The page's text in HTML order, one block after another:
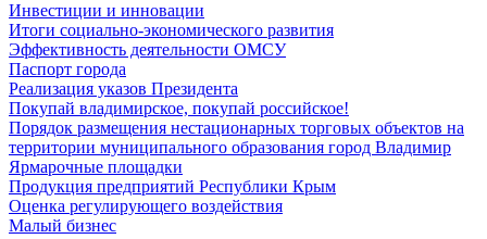
Инвестиции и инновации
Итоги социально-экономического развития
Эффективность деятельности ОМСУ
Паспорт города
Реализация указов Президента
Покупай владимирское, покупай российское!
Порядок размещения нестационарных торговых объектов на
территории муниципального образования город Владимир
Ярмарочные площадки
Продукция предприятий Республики Крым
Оценка регулирующего воздействия
Малый бизнес